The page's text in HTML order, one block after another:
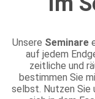
Unsere Seminare
auf jedem
zeitliche und
bestimmen Sie
selbst. Nutzen Sie